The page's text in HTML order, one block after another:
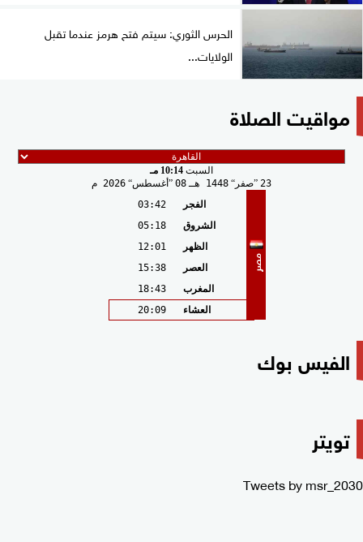
الحرس الثوري: سيتم فتح هرمز عندما تقبل
الولايات...
مواقيت الصلاة
السبت 10:14 مـ
23 صفر 1448 هـ 08 أغسطس 2026 م
مصر
الفجر
03:42
الشروق
05:18
الظهر
12:01
العصر
15:38
المغرب
18:43
العشاء
20:09
الفيس بوك
تويتر
Tweets by msr_2030